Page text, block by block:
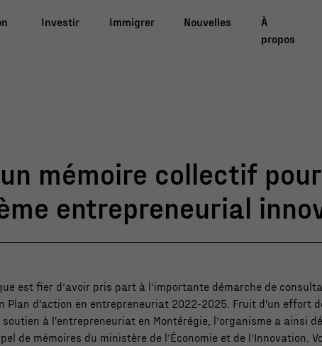
Investir Immigrer Nouvelles
À
propos
mémoire collectif
entrepreneurial
est fier d’avoir pris part à l’importante démarche de
Plan d'action en entrepreneuriat 2022-2025. Fruit d'un effort
à l'entrepreneuriat en Montérégie, l’organisme a ainsi
de mémoires du ministère de l’Économie et de l’Innovation.